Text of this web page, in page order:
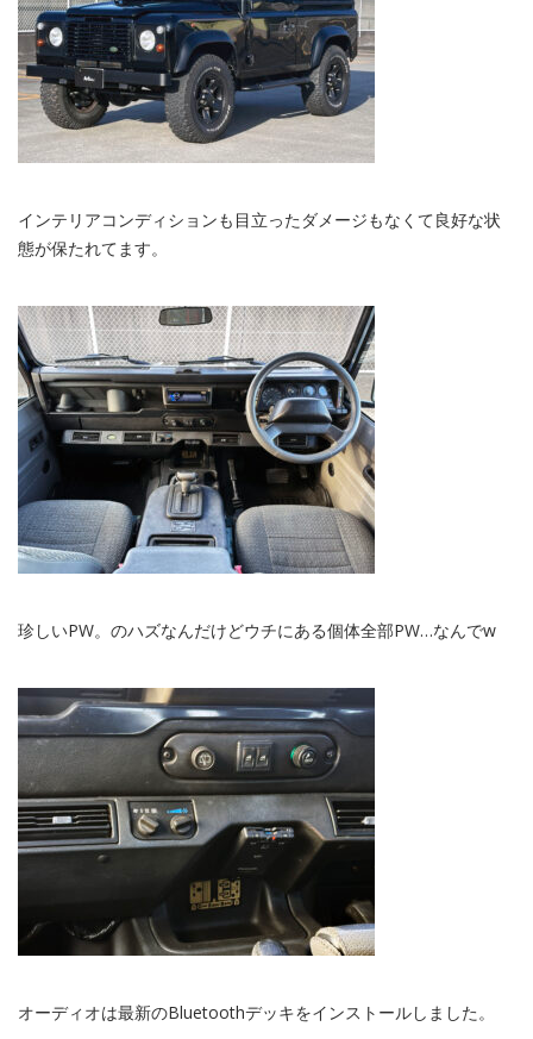
インテリアコンディションも目立ったダメージもなくて良好な状
態が保たれてます。
珍しいPW。のハズなんだけどウチにある個体全部PW…なんでw
オーディオは最新のBluetoothデッキをインストールしました。